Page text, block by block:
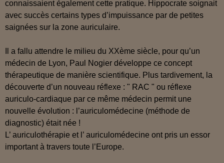
connaissaient également cette pratique. Hippocrate soignait
avec succès certains types d’impuissance par de petites
saignées sur la zone auriculaire.
Il a fallu attendre le milieu du XXème siècle, pour qu’un
médecin de Lyon, Paul Nogier développe ce concept
thérapeutique de manière scientifique. Plus tardivement, la
découverte d’un nouveau réflexe : " RAC " ou réflexe
auriculo-cardiaque par ce même médecin permit une
nouvelle évolution : l’auriculomédecine (méthode de
diagnostic) était née !
L’ auriculothérapie et l’ auriculomédecine ont pris un essor
important à travers toute l’Europe.